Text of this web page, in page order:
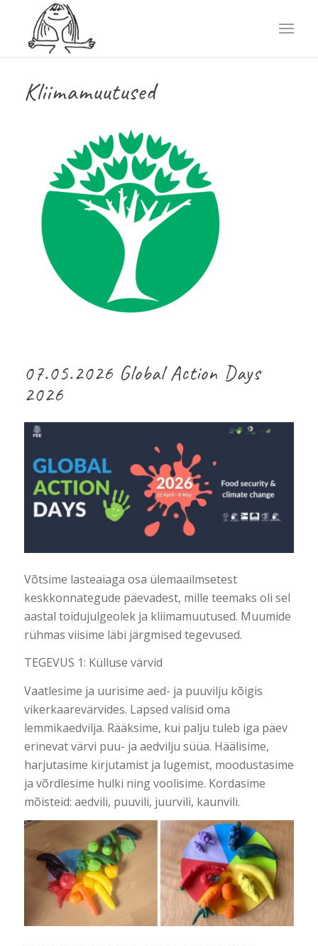
Kliimamuutused
07.05.2026 Global Action Days
2026
Võtsime lasteaiaga osa ülemaailmsetest
keskkonnategude päevadest, mille teemaks oli sel
aastal toidujulgeolek ja kliimamuutused. Muumide
rühmas viisime läbi järgmised tegevused.
TEGEVUS 1: Külluse värvid
Vaatlesime ja uurisime aed- ja puuvilju kõigis
vikerkaarevärvides. Lapsed valisid oma
lemmikaedvilja. Rääksime, kui palju tuleb iga päev
erinevat värvi puu- ja aedvilju süüa. Häälisime,
harjutasime kirjutamist ja lugemist, moodustasime
ja võrdlesime hulki ning voolisime. Kordasime
mõisteid: aedvili, puuvili, juurvili, kaunvili.